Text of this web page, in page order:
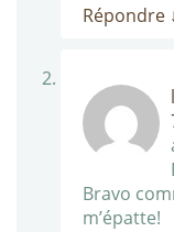
Répondre
Bravo
m’épatte!